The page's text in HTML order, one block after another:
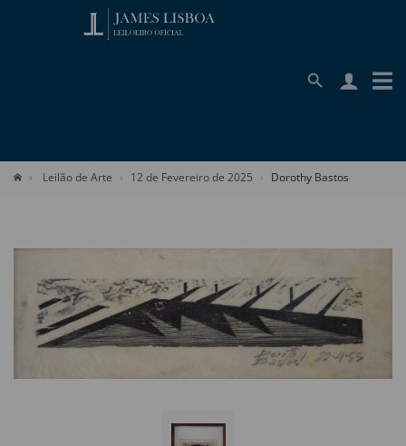
Leilão de Arte 12 de Fevereiro de 2025 Dorothy Bastos